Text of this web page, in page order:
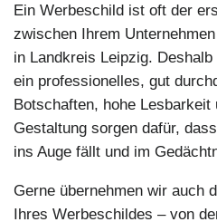
Ein Werbeschild ist oft der
zwischen Ihrem
in Landkreis Leipzig.
ein professionelles, gut
Botschaften, hohe Lesbarkeit
Gestaltung sorgen dafür,
ins Auge fällt und im
Gerne übernehmen wir auch
Ihres Werbeschildes – von